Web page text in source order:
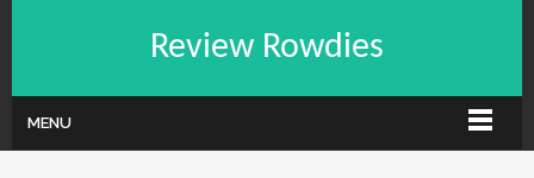
Review Rowdies
MENU